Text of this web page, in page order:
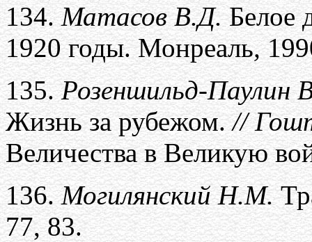
134.Матасов В.Д.Белое
1920 годы. Монреаль,
135.Розеншильд-Паулин
Жизнь за рубежом.//
Величества в Великую
136.Могилянский Н.М.
77, 83.